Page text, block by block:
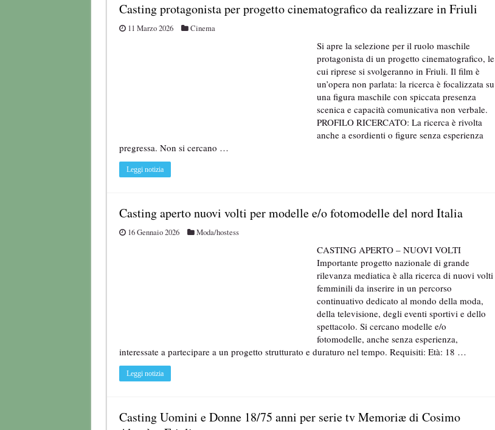
Casting protagonista per progetto cinematografico da realizzare in Friuli
11 Marzo 2026 Cinema
Si apre la selezione per il ruolo maschile
protagonista di un progetto cinematografico, le
cui riprese si svolgeranno in Friuli. Il film è
un’opera non parlata: la ricerca è focalizzata su
una figura maschile con spiccata presenza
scenica e capacità comunicativa non verbale.
PROFILO RICERCATO: La ricerca è rivolta
anche a esordienti o figure senza esperienza
pregressa. Non si cercano …
Leggi notizia
Casting aperto nuovi volti per modelle e/o fotomodelle del nord Italia
16 Gennaio 2026 Moda/hostess
CASTING APERTO – NUOVI VOLTI
Importante progetto nazionale di grande
rilevanza mediatica è alla ricerca di nuovi volti
femminili da inserire in un percorso
continuativo dedicato al mondo della moda,
della televisione, degli eventi sportivi e dello
spettacolo. Si cercano modelle e/o
fotomodelle, anche senza esperienza,
interessate a partecipare a un progetto strutturato e duraturo nel tempo. Requisiti: Età: 18 …
Leggi notizia
Casting Uomini e Donne 18/75 anni per serie tv Memoriæ di Cosimo